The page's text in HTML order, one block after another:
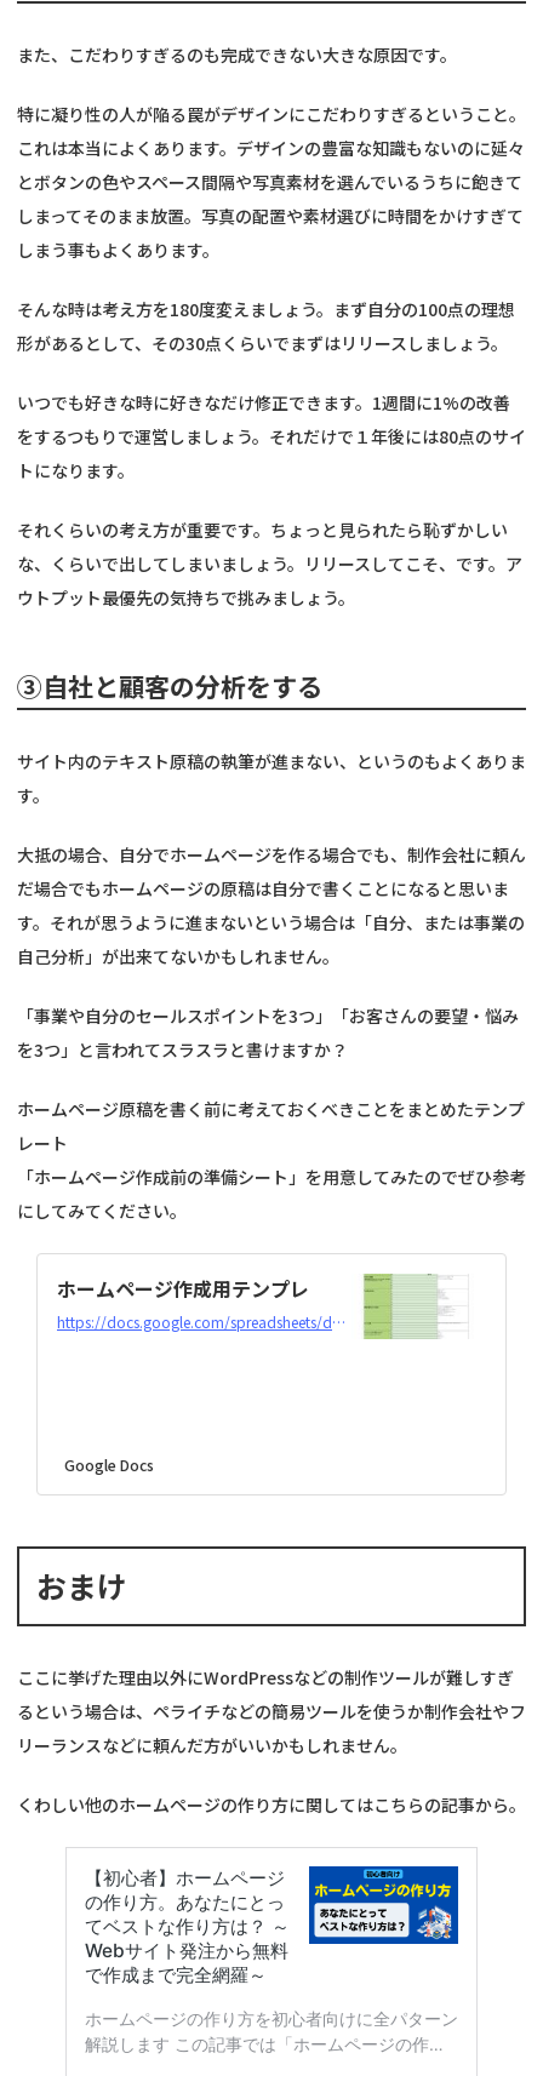
また、こだわりすぎるのも完成できない大きな原因です。
特に凝り性の人が陥る罠がデザインにこだわりすぎるということ。
これは本当によくあります。デザインの豊富な知識もないのに延々
とボタンの色やスペース間隔や写真素材を選んでいるうちに飽きて
しまってそのまま放置。写真の配置や素材選びに時間をかけすぎて
しまう事もよくあります。
そんな時は考え方を180度変えましょう。まず自分の100点の理想
形があるとして、その30点くらいでまずはリリースしましょう。
いつでも好きな時に好きなだけ修正できます。1週間に1%の改善
をするつもりで運営しましょう。それだけで１年後には80点のサイ
トになります。
それくらいの考え方が重要です。ちょっと見られたら恥ずかしい
な、くらいで出してしまいましょう。リリースしてこそ、です。ア
ウトプット最優先の気持ちで挑みましょう。
③自社と顧客の分析をする
サイト内のテキスト原稿の執筆が進まない、というのもよくありま
す。
大抵の場合、自分でホームページを作る場合でも、制作会社に頼ん
だ場合でもホームページの原稿は自分で書くことになると思いま
す。それが思うように進まないという場合は「自分、または事業の
自己分析」が出来てないかもしれません。
「事業や自分のセールスポイントを3つ」「お客さんの要望・悩み
を3つ」と言われてスラスラと書けますか？
ホームページ原稿を書く前に考えておくべきことをまとめたテンプ
レート
「ホームページ作成前の準備シート」を用意してみたのでぜひ参考
にしてみてください。
ホームページ作成用テンプレ
https://docs.google.com/spreadsheets/d/1zLBHGdRdOi4tvDB1M0269rBP7Z8BPpSE5jHrVeo8Su0/edit
Google Docs
おまけ
ここに挙げた理由以外にWordPressなどの制作ツールが難しすぎ
るという場合は、ペライチなどの簡易ツールを使うか制作会社やフ
リーランスなどに頼んだ方がいいかもしれません。
くわしい他のホームページの作り方に関してはこちらの記事から。